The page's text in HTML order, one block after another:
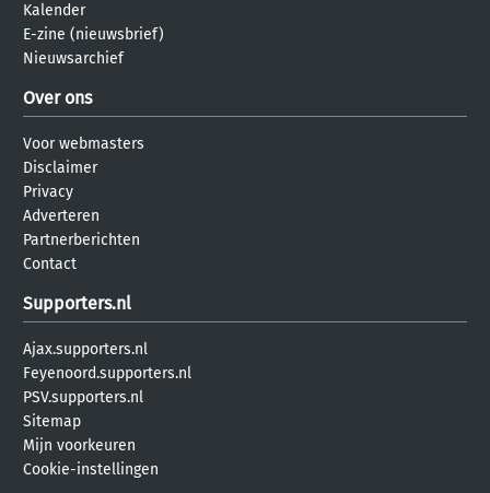
Kalender
E-zine (nieuwsbrief)
Nieuwsarchief
Over ons
Voor webmasters
Disclaimer
Privacy
Adverteren
Partnerberichten
Contact
Supporters.nl
Ajax.supporters.nl
Feyenoord.supporters.nl
PSV.supporters.nl
Sitemap
Mijn voorkeuren
Cookie-instellingen